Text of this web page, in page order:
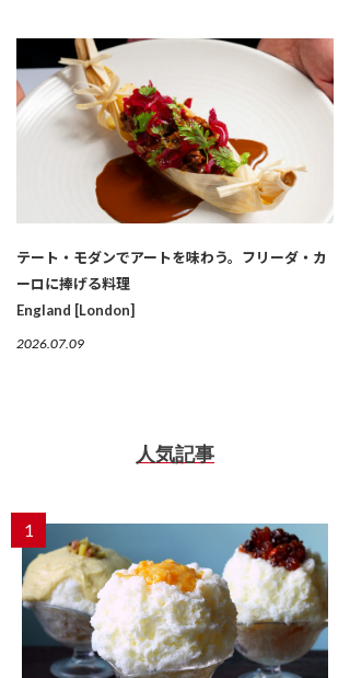
テート・モダンでアートを味わう。フリーダ・カ
ーロに捧げる料理
England [London]
2026.07.09
人気記事
1